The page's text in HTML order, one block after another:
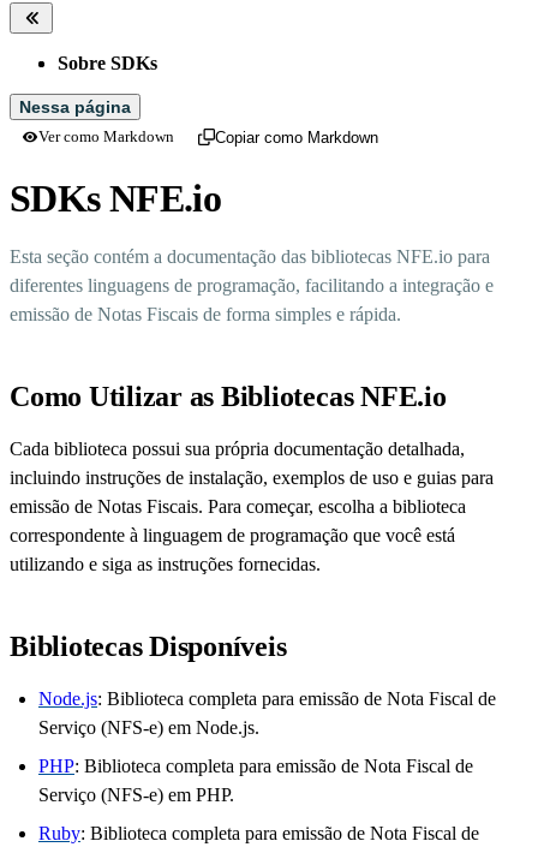
Sobre SDKs
Nessa página
Ver como Markdown Copiar como Markdown
SDKs NFE.io
Esta seção contém a documentação das bibliotecas NFE.io para
diferentes linguagens de programação, facilitando a integração e
emissão de Notas Fiscais de forma simples e rápida.
Como Utilizar as Bibliotecas NFE.io
Cada biblioteca possui sua própria documentação detalhada,
incluindo instruções de instalação, exemplos de uso e guias para
emissão de Notas Fiscais. Para começar, escolha a biblioteca
correspondente à linguagem de programação que você está
utilizando e siga as instruções fornecidas.
Bibliotecas Disponíveis
Node.js: Biblioteca completa para emissão de Nota Fiscal de
Serviço (NFS-e) em Node.js.
PHP: Biblioteca completa para emissão de Nota Fiscal de
Serviço (NFS-e) em PHP.
Ruby: Biblioteca completa para emissão de Nota Fiscal de